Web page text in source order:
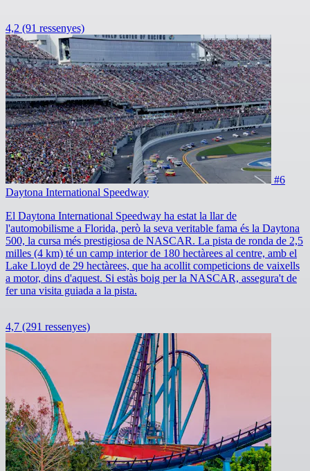
4,2 (91 ressenyes)
#6
Daytona International Speedway
El Daytona International Speedway ha estat la llar de
l'automobilisme a Florida, però la seva veritable fama és la Daytona
500, la cursa més prestigiosa de NASCAR. La pista de ronda de 2,5
milles (4 km) té un camp interior de 180 hectàrees al centre, amb el
Lake Lloyd de 29 hectàrees, que ha acollit competicions de vaixells
a motor, dins d'aquest. Si estàs boig per la NASCAR, assegura't de
fer una visita guiada a la pista.
4,7 (291 ressenyes)